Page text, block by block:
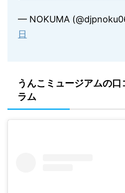
— NOKUMA
日
うんこミュージアムの
ラム